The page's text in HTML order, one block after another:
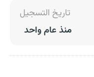
تاريخ التسجيل
منذ عام واحد